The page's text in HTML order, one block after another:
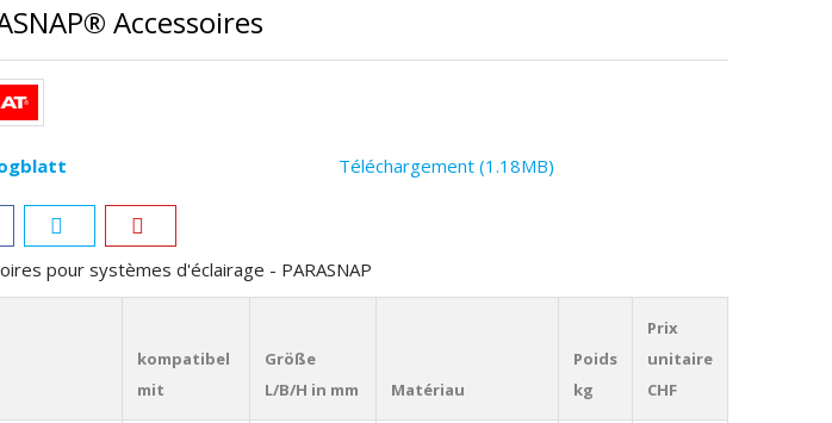
Accessoires
Téléchargement (1.18MB)
pour systèmes d'éclairage - PARASNAP
kompatibel
mit
Größe
L/B/H in mm
Matériau
Poids
kg
Prix
unitaire
CHF